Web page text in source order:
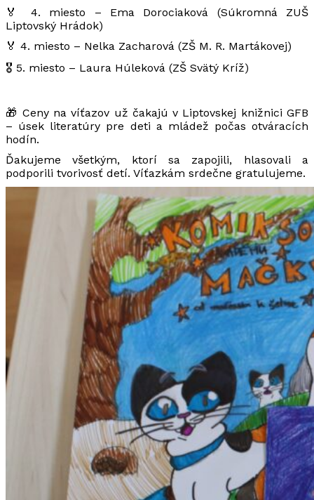
🏅 4. miesto – Ema Dorociaková (Súkromná ZUŠ
Liptovský Hrádok)
🏅 4. miesto – Nelka Zacharová (ZŠ M. R. Martákovej)
🎖️ 5. miesto – Laura Húleková (ZŠ Svätý Kríž)
🎁 Ceny na víťazov už čakajú v Liptovskej knižnici GFB
– úsek literatúry pre deti a mládež počas otváracích
hodín.
Ďakujeme všetkým, ktorí sa zapojili, hlasovali a
podporili tvorivosť detí. Víťazkám srdečne gratulujeme.